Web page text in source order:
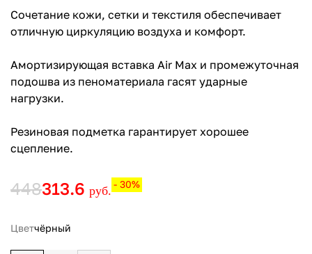
Сочетание кожи, сетки и текстиля обеспечивает
отличную циркуляцию воздуха и комфорт.
Амортизирующая вставка Air Max и промежуточная
подошва из пеноматериала гасят ударные
нагрузки.
Резиновая подметка гарантирует хорошее
сцепление.
448313.6 руб. - 30%
Цветчёрный